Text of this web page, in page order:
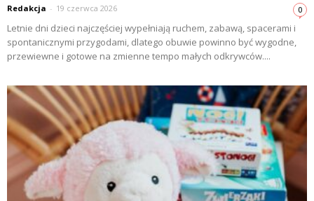
Redakcja - 19 czerwca 2026 0
Letnie dni dzieci najczęściej wypełniają ruchem, zabawą, spacerami i
spontanicznymi przygodami, dlatego obuwie powinno być wygodne,
przewiewne i gotowe na zmienne tempo małych odkrywców....